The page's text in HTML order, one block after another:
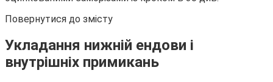
Повернутися до змісту
Укладання нижній ендови і
внутрішніх примикань